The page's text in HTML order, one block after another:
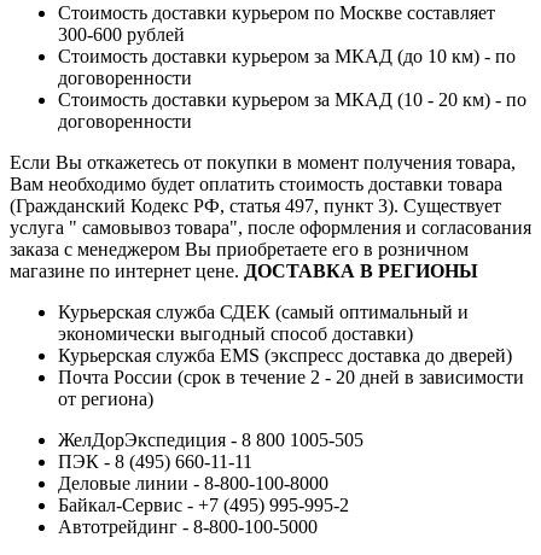
Стоимость доставки курьером по Москве составляет
300-600 рублей
Стоимость доставки курьером за МКАД (до 10 км) - по
договоренности
Стоимость доставки курьером за МКАД (10 - 20 км) - по
договоренности
Если Вы откажетесь от покупки в момент получения товара,
Вам необходимо будет оплатить стоимость доставки товара
(Гражданский Кодекс РФ, статья 497, пункт 3). Существует
услуга " самовывоз товара", после оформления и согласования
заказа с менеджером Вы приобретаете его в розничном
магазине по интернет цене. ДОСТАВКА В РЕГИОНЫ
Курьерская служба СДЕК (самый оптимальный и
экономически выгодный способ доставки)
Курьерская служба EMS (экспресс доставка до дверей)
Почта России (срок в течение 2 - 20 дней в зависимости
от региона)
ЖелДорЭкспедиция - 8 800 1005-505
ПЭК - 8 (495) 660-11-11
Деловые линии - 8-800-100-8000
Байкал-Сервис - +7 (495) 995-995-2
Автотрейдинг - 8-800-100-5000